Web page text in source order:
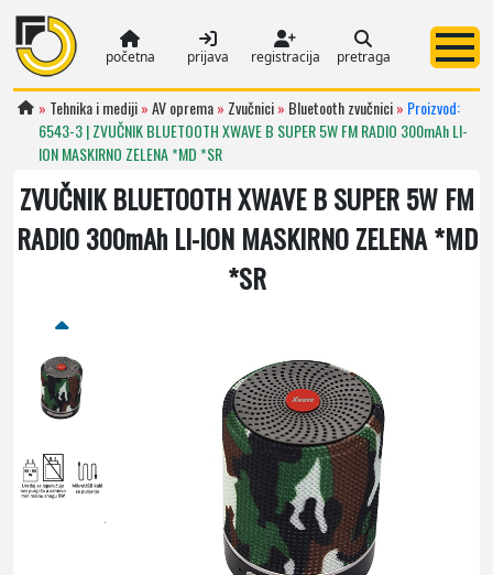
početna prijava registracija pretraga
» Tehnika i mediji»AV oprema» Zvučnici» Bluetooth zvučnici» Proizvod:
6543-3 | ZVUČNIK BLUETOOTH XWAVE B SUPER 5W FM RADIO 300mAh LI-
ION MASKIRNO ZELENA *MD *SR
ZVUČNIK BLUETOOTH XWAVE B SUPER 5W FM
RADIO 300mAh LI-ION MASKIRNO ZELENA *MD
*SR